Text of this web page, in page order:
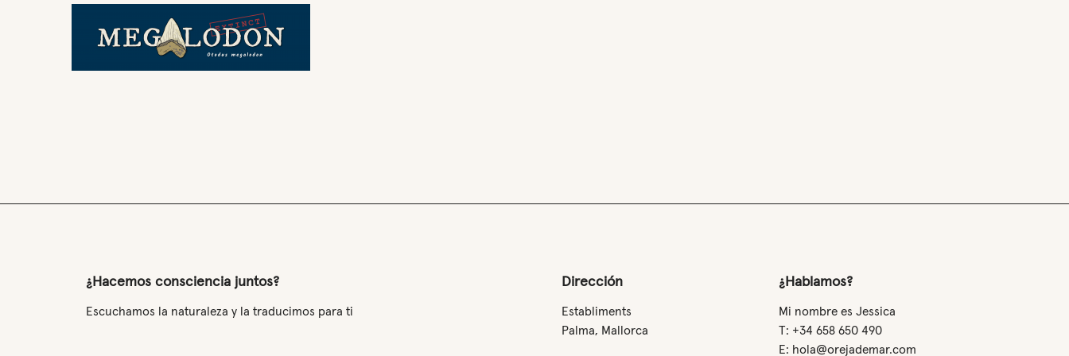
¿Hacemos consciencia juntos?
Escuchamos la naturaleza y la traducimos para ti
Dirección
Establiments
Palma, Mallorca
¿Hablamos?
Mi nombre es Jessica
T: +34 658 650 490
E: hola@orejademar.com